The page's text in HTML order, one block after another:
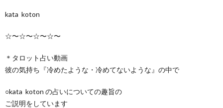
kata koton
☆〜☆〜☆〜☆〜
＊タロット占い動画
彼の気持ち『冷めたような・冷めてないような』の中で
○kata koton の占いについての趣旨の
ご説明をしています